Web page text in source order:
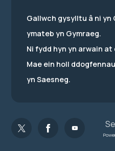
Gallwch gysylltu â ni yn
ymateb yn Gymraeg.
Ni fydd hyn yn arwain
Mae ein holl
yn Saesneg.